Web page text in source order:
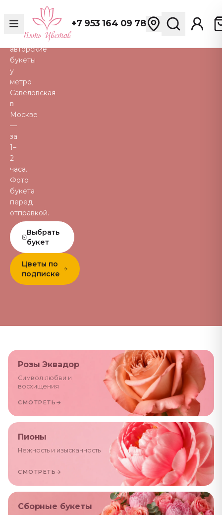
+7 953 164 09 78
пионы,
тюльпаны
авторские
букеты
у
метро
Савёловская
в
Москве
—
за
1–
2
часа.
Фото
букета
перед
отправкой.
Выбрать
букет
Цветы по
подписке
Розы Эквадор
Символ любви и
восхищения
СМОТРЕТЬ →
Пионы
Нежность и изысканность
СМОТРЕТЬ →
Сборные букеты